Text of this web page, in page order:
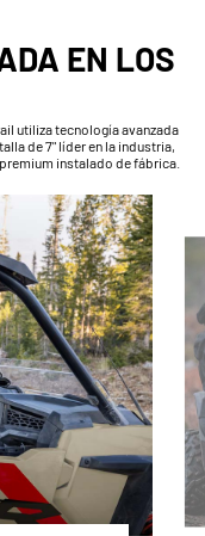
EN LOS
utiliza tecnología avanzada
de 7" líder en la industria,
instalado de fábrica.